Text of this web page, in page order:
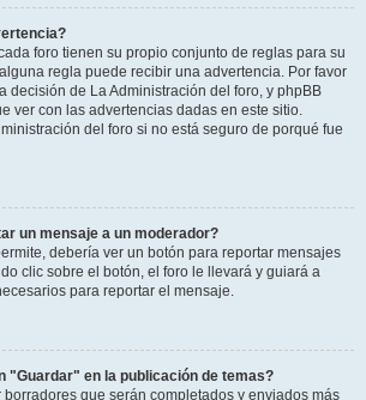
foro tienen su propio conjunto de reglas para su
regla puede recibir una advertencia. Por favor
decisión de La Administración del foro, y phpBB
ver con las advertencias dadas en este sitio.
del foro si no está seguro de porqué fue
un mensaje a un moderador?
debería ver un botón para reportar mensajes
clic sobre el botón, el foro le llevará y guiará a
para reportar el mensaje.
"Guardar" en la publicación de temas?
borradores que serán completados y enviados más